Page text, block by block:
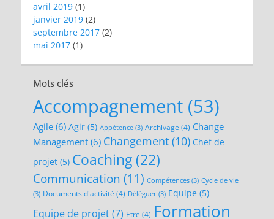
avril 2019 (1)
janvier 2019 (2)
septembre 2017 (2)
mai 2017 (1)
Mots clés
Accompagnement (53)
Agile (6) Agir (5) Appétence (3) Archivage (4) Change
Management (6) Changement (10) Chef de
projet (5) Coaching (22)
Communication (11) Compétences (3) Cycle de vie
(3) Documents d'activité (4) Déléguer (3) Equipe (5)
Equipe de projet(7) Etre (4) Formation